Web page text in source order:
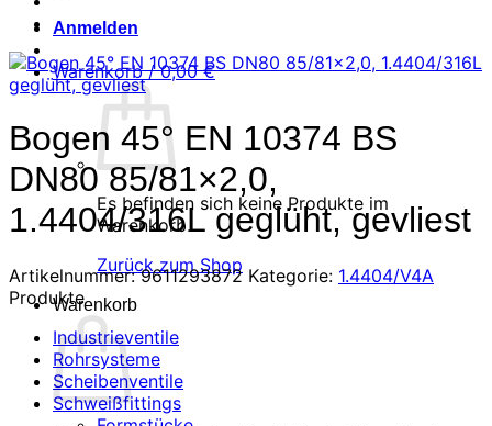
Anmelden
Warenkorb /0,00€
Es befinden sich keine Produkte im
Warenkorb.
Zurück zum Shop
Warenkorb
Bogen 45° EN 10374 BS
DN80 85/81×2,0,
1.4404/316L geglüht, gevliest
Artikelnummer:9611293872 Kategorie: 1.4404/V4A
Produkte
Industrieventile
Rohrsysteme
Scheibenventile
Schweißfittings